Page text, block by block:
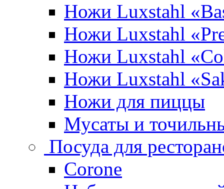
Ножи Luxstahl
Ножи Luxstahl
Ножи Luxstahl
Ножи Luxstahl
Ножи для пиццы
Мусаты и
Посуда для
Corone